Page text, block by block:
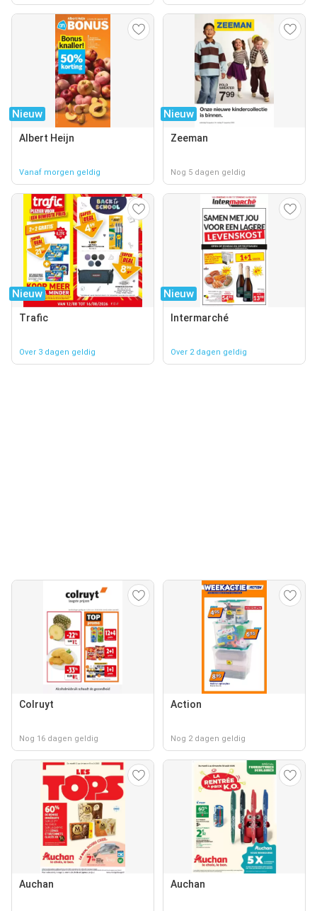
Nieuw
Albert Heijn
Vanaf morgen geldig
Nieuw
Zeeman
Nog 5 dagen geldig
Nieuw
Trafic
Over 3 dagen geldig
Nieuw
Intermarché
Over 2 dagen geldig
Colruyt
Nog 16 dagen geldig
Action
Nog 2 dagen geldig
Auchan Auchan